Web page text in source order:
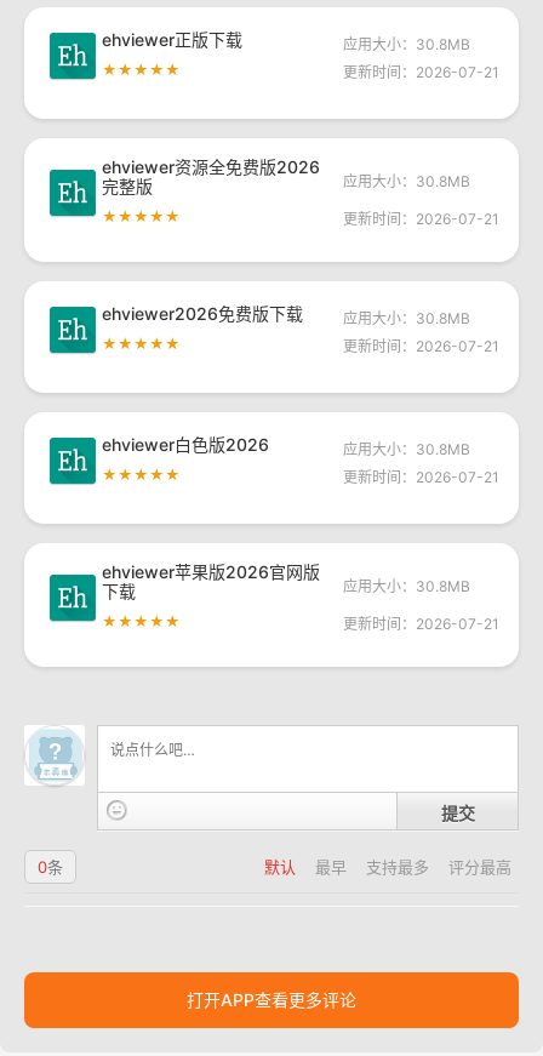
ehviewer正版下载
★★★★★
应用大小：30.8MB
更新时间：2026-07-21
ehviewer资源全免费版2026
完整版
★★★★★
应用大小：30.8MB
更新时间：2026-07-21
ehviewer2026免费版下载
★★★★★
应用大小：30.8MB
更新时间：2026-07-21
ehviewer白色版2026
★★★★★
应用大小：30.8MB
更新时间：2026-07-21
ehviewer苹果版2026官网版
下载
★★★★★
应用大小：30.8MB
更新时间：2026-07-21
提交
默认 最早 支持最多 评分最高
0条
打开APP查看更多评论